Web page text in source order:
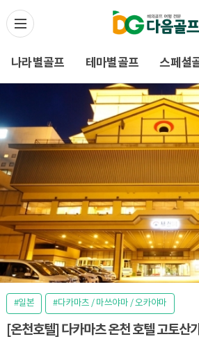
나라별골프 테마별골프 스페셜
#일본 #다카마츠 / 마쓰야마 / 오카야마
[온천호텔] 다카마츠 온천 호텔 고토산